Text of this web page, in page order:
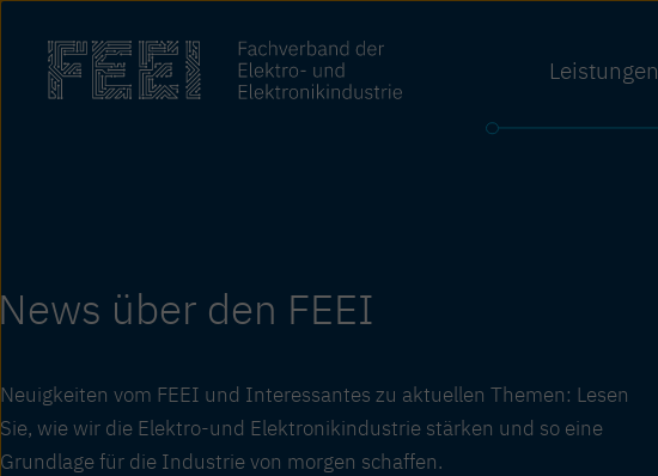
Inhalt
springen
Leistungen
über den FEEI
Neuigkeiten vom FEEI und Interessantes zu aktuellen Themen: Lesen
Sie, wie wir die Elektro-und Elektronik­industrie stärken und so eine
Grundlage für die Industrie von morgen schaffen.